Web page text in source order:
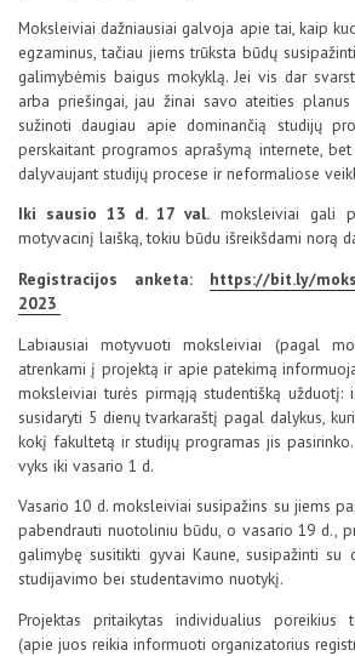
Moksleiviai dažniausiai galvoja apie tai, kaip
egzaminus, tačiau jiems trūksta būdų
galimybėmis baigus mokyklą. Jei vis dar
arba priešingai, jau žinai savo ateities
sužinoti daugiau apie dominančią studijų
perskaitant programos aprašymą internete,
dalyvaujant studijų procese ir neformaliose
Iki sausio 13 d. 17 val. moksleiviai gali
motyvacinį laišką, tokiu būdu išreikšdami norą
Registracijos anketa: https://bit.ly/
2023
Labiausiai motyvuoti moksleiviai (pagal
atrenkami į projektą ir apie patekimą
moksleiviai turės pirmąją studentišką užduotį:
susidaryti 5 dienų tvarkaraštį pagal dalykus,
kokį fakultetą ir studijų programas jis pasirinko.
vyks iki vasario 1 d.
Vasario 10 d. moksleiviai susipažins su jiems
pabendrauti nuotoliniu būdu, o vasario 19 d.,
galimybę susitikti gyvai Kaune, susipažinti su
studijavimo bei studentavimo nuotykį.
Projektas pritaikytas individualius poreikius
(apie juos reikia informuoti organizatorius